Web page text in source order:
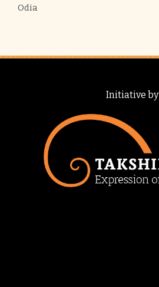
Odia
Initiative by